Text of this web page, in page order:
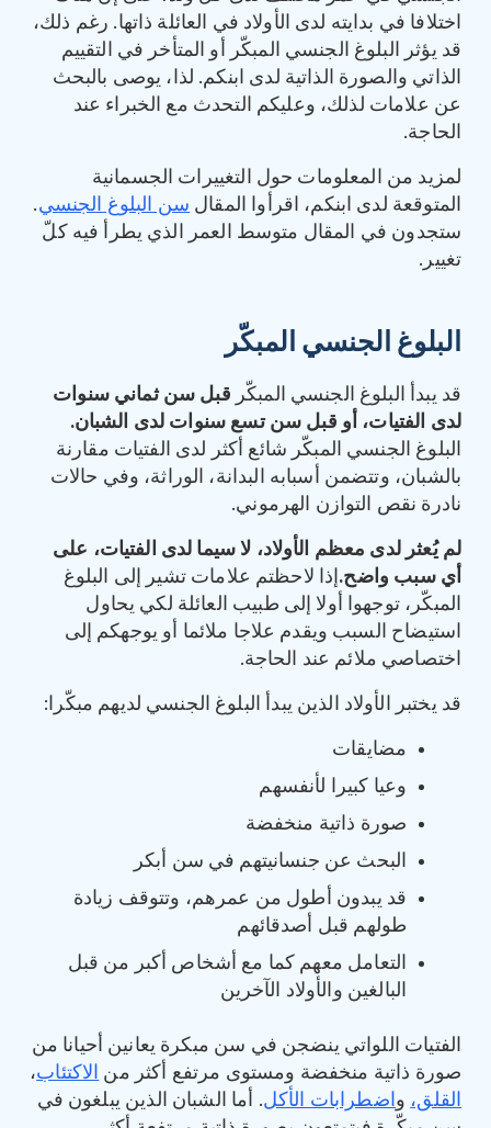
اختلافا في بدايته لدى الأولاد في العائلة ذاتها. رغم ذلك،
قد يؤثر البلوغ الجنسي المبكّر أو المتأخر في التقييم
الذاتي والصورة الذاتية لدى ابنكم. لذا، يوصى بالبحث
عن علامات لذلك، وعليكم التحدث مع الخبراء عند
الحاجة.
لمزيد من المعلومات حول التغييرات الجسمانية
المتوقعة لدى ابنكم، اقرأوا المقال سن البلوغ الجنسي.
ستجدون في المقال متوسط العمر الذي يطرأ فيه كلّ
تغيير.
البلوغ الجنسي المبكّر
قد يبدأ البلوغ الجنسي المبكّر قبل سن ثماني سنوات
لدى الفتيات، أو قبل سن تسع سنوات لدى الشبان.
البلوغ الجنسي المبكّر شائع أكثر لدى الفتيات مقارنة
بالشبان، وتتضمن أسبابه البدانة، الوراثة، وفي حالات
نادرة نقص التوازن الهرموني.
لم يُعثر لدى معظم الأولاد، لا سيما لدى الفتيات، على
أي سبب واضح. إذا لاحظتم علامات تشير إلى البلوغ
المبكّر، توجهوا أولا إلى طبيب العائلة لكي يحاول
استيضاح السبب ويقدم علاجا ملائما أو يوجهكم إلى
اختصاصي ملائم عند الحاجة.
قد يختبر الأولاد الذين يبدأ البلوغ الجنسي لديهم مبكّرا:
مضايقات
وعيا كبيرا لأنفسهم
صورة ذاتية منخفضة
البحث عن جنسانيتهم في سن أبكر
قد يبدون أطول من عمرهم، وتتوقف زيادة
طولهم قبل أصدقائهم
التعامل معهم كما مع أشخاص أكبر من قبل
البالغين والأولاد الآخرين
الفتيات اللواتي ينضجن في سن مبكرة يعانين أحيانا من
صورة ذاتية منخفضة ومستوى مرتفع أكثر من الاكتئاب،
القلق، واضطرابات الأكل. أما الشبان الذين يبلغون في